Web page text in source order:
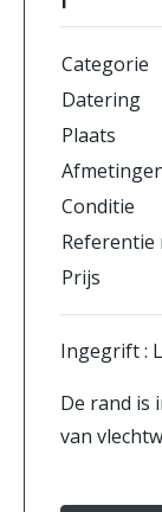
Categorie
Datering
Plaats
Conditie
Referentie
Prijs
Ingegrift :
De rand is
van